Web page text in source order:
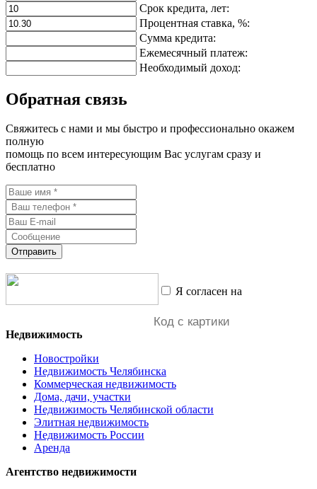
Срок кредита, лет:
Процентная ставка, %:
Сумма кредита:
Ежемесячный платеж:
Необходимый доход:
Обратная связь
Свяжитесь с нами и мы быстро и профессионально окажем
полную
помощь по всем интересующим Вас услугам сразу и
бесплатно
Отправить
Я согласен на
Недвижимость
Новостройки
Недвижимость Челябинска
Коммерческая недвижимость
Дома, дачи, участки
Недвижимость Челябинской области
Элитная недвижимость
Недвижимость России
Аренда
Агентство недвижимости